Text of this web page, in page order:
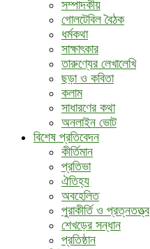
সম্পাদকীয়
গোলটেবিল বৈঠক
ধর্মকথা
সাক্ষাৎকার
তারুণ্যের লেখালেখি
ছড়া ও কবিতা
কলাম
সাধারণের কথা
অনলাইন ভোট
বিশেষ প্রতিবেদন
কীর্তিমান
প্রতিভা
ঐতিহ্য
অবহেলিত
পুরাকীর্তি ও প্রত্নতত্ত্ব
শেখড়ের সন্ধান
প্রতিষ্ঠান